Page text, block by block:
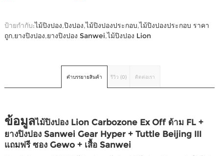
ป้ายกำกับ:ไม้ปิงปอง,ปิงปอง,ไม้ปิงปองประกอบ,ไม้ปิงปองประกอบ ราคา
ถูก,ยางปิงปอง,ยางปิงปอง Sanwei,ไม้ปิงปอง Lion
คำบรรยายสินค้า รีวิว (0) ติดต่อเรา
ข้อมูลไม้ปิงปอง Lion Carbozone Ex Off ด้าม FL +
ยางปิงปอง Sanwei Gear Hyper + Tuttle Beijing III
แถมฟรี ซอง Gewo + เสื้อ Sanwei